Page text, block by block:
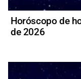
Horóscopo de
de 2026